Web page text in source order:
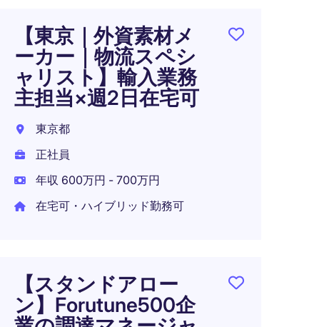
【東京｜外資素材メ
ーカー｜物流スペシ
ャリスト】輸入業務
主担当×週2日在宅可
東京都
正社員
年収 600万円 - 700万円
在宅可・ハイブリッド勤務可
【スタンドアロー
ン】Forutune500企